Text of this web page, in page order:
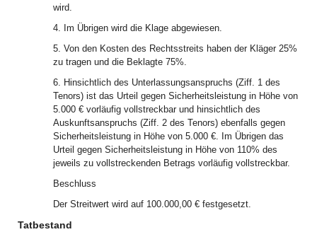
wird.
4. Im Übrigen wird die Klage abgewiesen.
5. Von den Kosten des Rechtsstreits haben der Kläger 25%
zu tragen und die Beklagte 75%.
6. Hinsichtlich des Unterlassungsanspruchs (Ziff. 1 des
Tenors) ist das Urteil gegen Sicherheitsleistung in Höhe von
5.000 € vorläufig vollstreckbar und hinsichtlich des
Auskunftsanspruchs (Ziff. 2 des Tenors) ebenfalls gegen
Sicherheitsleistung in Höhe von 5.000 €. Im Übrigen das
Urteil gegen Sicherheitsleistung in Höhe von 110% des
jeweils zu vollstreckenden Betrags vorläufig vollstreckbar.
Beschluss
Der Streitwert wird auf 100.000,00 € festgesetzt.
Tatbestand